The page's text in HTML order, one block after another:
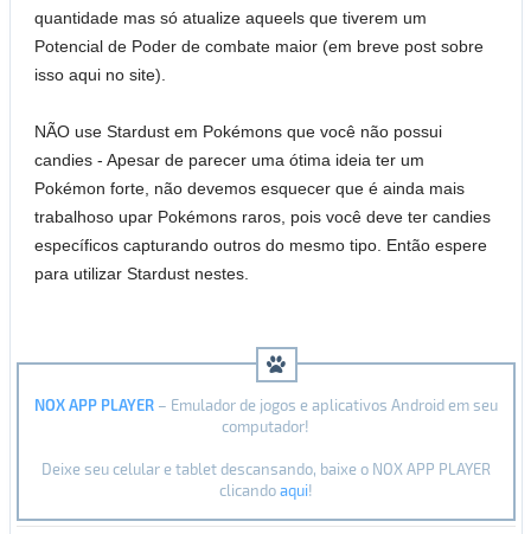
quantidade mas só atualize aqueels que tiverem um
Potencial de Poder de combate maior (em breve post sobre
isso aqui no site).
NÃO use Stardust em Pokémons que você não possui
candies - Apesar de parecer uma ótima ideia ter um
Pokémon forte, não devemos esquecer que é ainda mais
trabalhoso upar Pokémons raros, pois você deve ter candies
específicos capturando outros do mesmo tipo. Então espere
para utilizar Stardust nestes.
NOX APP PLAYER– Emulador de jogos e aplicativos Android em seu
computador!
Deixe seu celular e tablet descansando, baixe o NOX APP PLAYER
clicandoaqui!